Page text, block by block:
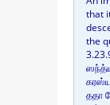
that
the
ததா